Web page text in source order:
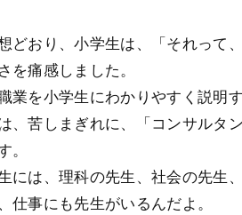
どおり、小学生は、「それって
を痛感しました。
業を小学生にわかりやすく説明
、苦しまぎれに、「コンサルタ
。
には、理科の先生、社会の先生
仕事にも先生がいるんだよ。